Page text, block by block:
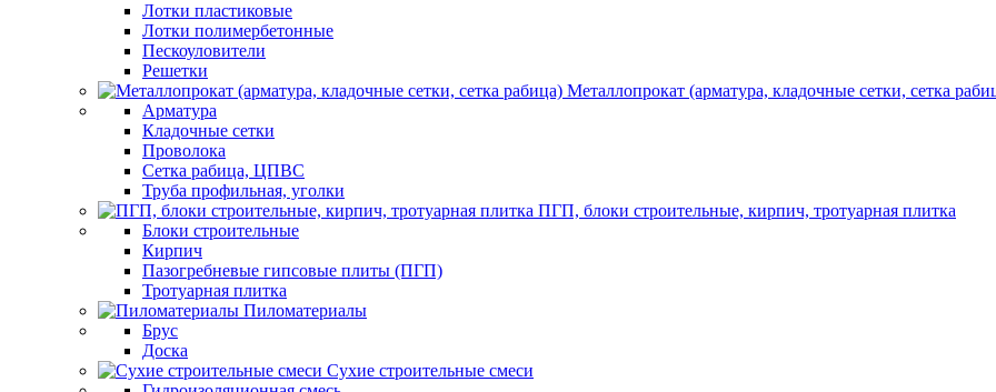
Лотки пластиковые
Лотки полимербетонные
Пескоуловители
Решетки
Металлопрокат (арматура, кладочные сетки, сетка
Арматура
Кладочные сетки
Проволока
Сетка рабица, ЦПВС
Труба профильная, уголки
ПГП, блоки строительные, кирпич, тротуарная плитка
Блоки строительные
Кирпич
Пазогребневые гипсовые плиты (ПГП)
Тротуарная плитка
Пиломатериалы
Брус
Доска
Сухие строительные смеси